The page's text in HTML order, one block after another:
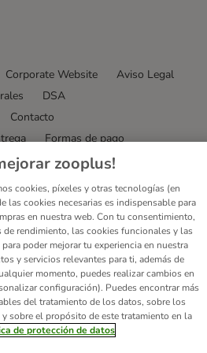
Corporate Website
Aviso Legal
DSA
Contacto
Formas de pago
de datos
zooplus!
cookies, píxeles y otras tecnologías (en
las cookies necesarias es indispensable para
en nuestra web. Con tu consentimiento,
de rendimiento, las cookies funcionales y las
poder mejorar tu experiencia en nuestra
y servicios relevantes para ti, además de
momento, puedes realizar cambios en
configuración). Puedes encontrar más
del tratamiento de los datos, sobre los
sobre el propósito de este tratamiento en la
de protección de datos